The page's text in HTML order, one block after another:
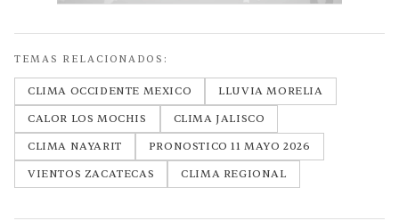
TEMAS RELACIONADOS:
CLIMA OCCIDENTE MEXICO
LLUVIA MORELIA
CALOR LOS MOCHIS
CLIMA JALISCO
CLIMA NAYARIT
PRONOSTICO 11 MAYO 2026
VIENTOS ZACATECAS
CLIMA REGIONAL